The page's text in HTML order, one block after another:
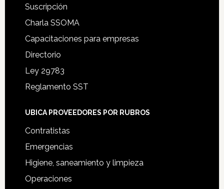
Suscripción
Charla SSOMA
Capacitaciones para empresas
Directorio
Ley 29783
Reglamento SST
UBICA PROVEEDORES POR RUBROS
Contratistas
Emergencias
Higiene, saneamiento y limpieza
Operaciones